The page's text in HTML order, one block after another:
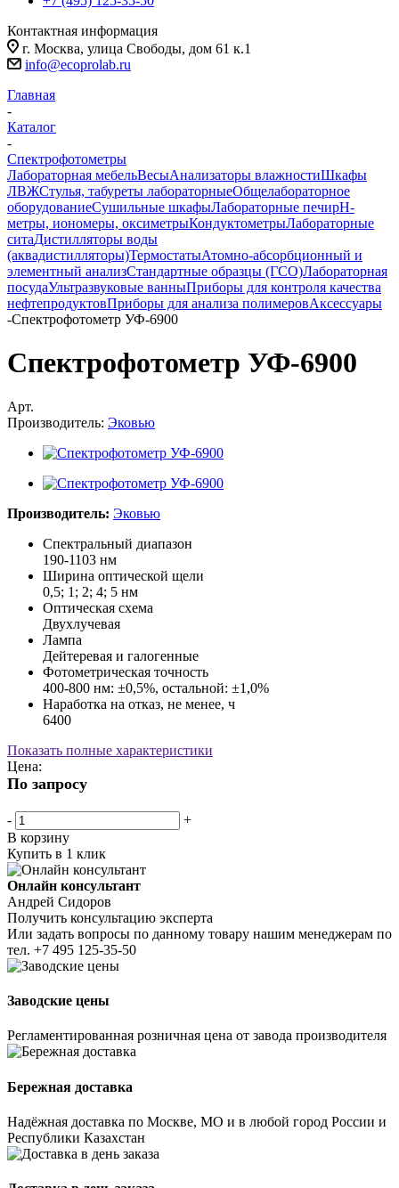
Контактная информация
г. Москва, улица Свободы, дом 61 к.1
info@ecoprolab.ru
Главная
-
Каталог
-
Спектрофотометры
Лабораторная мебельВесыАнализаторы влажностиШкафы
ЛВЖСтулья, табуреты лабораторныеОбщелабораторное
оборудованиеСушильные шкафыЛабораторные печиpH-
метры, иономеры, оксиметрыКондуктометрыЛабораторные
ситаДистилляторы воды
(аквадистилляторы)ТермостатыАтомно-абсорбционный и
элементный анализСтандартные образцы (ГСО)Лабораторная
посудаУльтразвуковые ванныПриборы для контроля качества
нефтепродуктовПриборы для анализа полимеровАксессуары
-Спектрофотометр УФ-6900
Спектрофотометр УФ-6900
Арт.
Производитель: Эковью
Производитель: Эковью
Спектральный диапазон
190-1103 нм
Ширина оптической щели
0,5; 1; 2; 4; 5 нм
Оптическая схема
Двухлучевая
Лампа
Дейтеревая и галогенные
Фотометрическая точность
400-800 нм: ±0,5%, остальной: ±1,0%
Наработка на отказ, не менее, ч
6400
Показать полные характеристики
Цена:
По запросу
-
+
В корзину
Купить в 1 клик
Онлайн консультант
Андрей Сидоров
Получить консультацию эксперта
Или задать вопросы по данному товару нашим менеджерам по
тел. +7 495 125-35-50
Заводские цены
Регламентированная розничная цена от завода производителя
Бережная доставка
Надёжная доставка по Москве, МО и в любой город России и
Республики Казахстан